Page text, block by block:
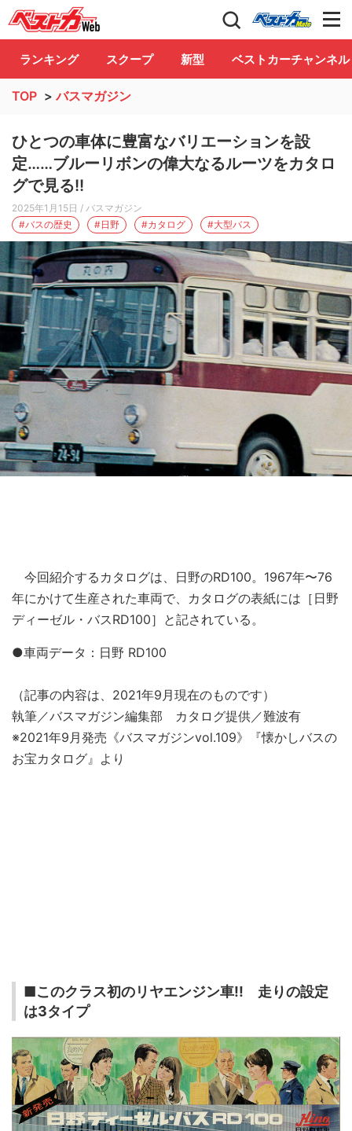
自動車情報誌「ベストカー」 Club
ランキング スクープ 新型 ベストカーチャンネル
TOP >バスマガジン
ひとつの車体に豊富なバリエーションを設
定……ブルーリボンの偉大なるルーツをカタロ
グで見る!!
2025年1月15日 / バスマガジン
#バスの歴史
#日野 #カタログ #大型バス
今回紹介するカタログは、日野のRD100。1967年〜76
年にかけて生産された車両で、カタログの表紙には［日野
ディーゼル・バスRD100］と記されている。
●車両データ：日野 RD100
（記事の内容は、2021年9月現在のものです）
執筆／バスマガジン編集部 カタログ提供／難波有
※2021年9月発売《バスマガジンvol.109》『懐かしバスの
お宝カタログ』より
■このクラス初のリヤエンジン車!! 走りの設定
は3タイプ